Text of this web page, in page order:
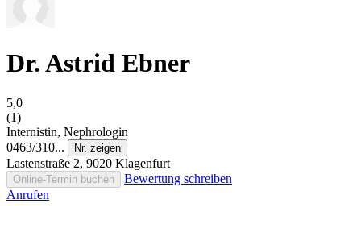
Dr. Astrid Ebner
5,0
(1)
Internistin, Nephrologin
0463/310...
Nr. zeigen
Lastenstraße 2, 9020 Klagenfurt
Online-Termin buchen
Bewertung schreiben
Anrufen